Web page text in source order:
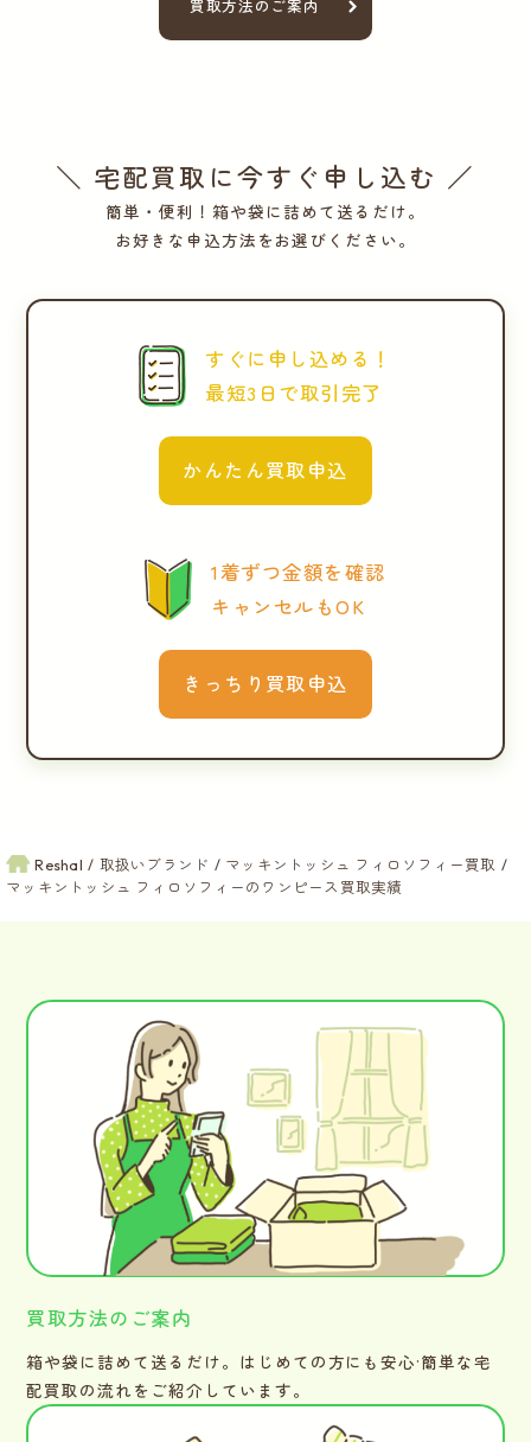
買取方法のご案内
＼ 宅配買取に今すぐ申し込む ／
簡単・便利！箱や袋に詰めて送るだけ。
お好きな申込方法をお選びください。
すぐに申し込める！
最短3日で取引完了
かんたん買取申込
1着ずつ金額を確認
キャンセルもOK
きっちり買取申込
Reshal 取扱いブランド
マッキントッシュ フィロソフィー買取
マッキントッシュ フィロソフィーのワンピース買取実績
買取方法のご案内
箱や袋に詰めて送るだけ。はじめての方にも安心·簡単な宅
配買取の流れをご紹介しています。